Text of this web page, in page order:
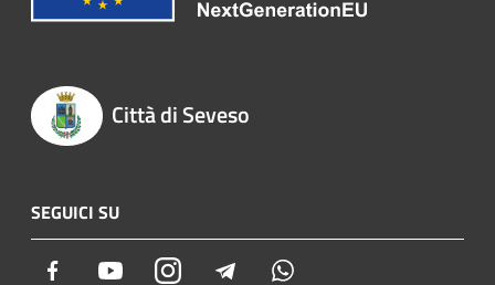
Città di Seveso
SEGUICI SU
Facebook YoutubeInstagram Telegram